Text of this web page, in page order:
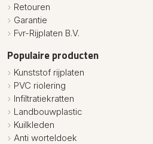
Retouren
Garantie
Fvr-Rijplaten B.V.
Populaire producten
Kunststof rijplaten
PVC riolering
Infiltratiekratten
Landbouwplastic
Kuilkleden
Anti worteldoek